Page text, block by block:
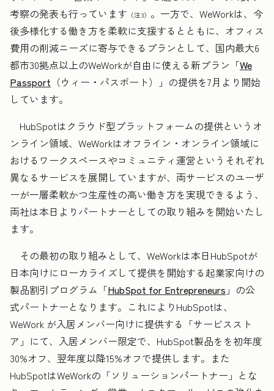
考察の発表も行っています （注3） 。一方で、WeWorkは、今
後多様化する働き方を柔軟に支援するとともに、オフィス
費用の削減ニーズに寄与できるプランとして、国内最大6
都市30拠点以上のWeWorkが自由に使える新プラン「We
Passport （ウィー・パスポート）」の提供を7月より開始
しています。
HubSpotはクラウド型プラットフォームの提供というオ
ンライン領域、WeWorkはオフライン・オンライン領域に
おけるワークスペースやコミュニティ運営というそれぞれ
異なるサービスを展開していますが、両サービスのユーザ
ーが一層柔軟かつ生産性の高い働き方を実現できるよう、
両社は本日よりパートナーとしての取り組みを開始いたし
ます。
その最初の取り組みとして、WeWorkは本日HubSpotが
日本向けにローカライズして提供を開始する起業家向けの
製品割引プログラム「HubSpot for Entrepreneurs 」の公
式パートナーとなります。これによりHubSpotは、
WeWork が入居メンバー向けに提供する「サービススト
ア」にて、入居メンバー限定で、HubSpot製品をを初年度
30%オフ、翌年度以降15%オフで提供します。また
HubSpotはWeWorkの「ソリューションパートナー」とな